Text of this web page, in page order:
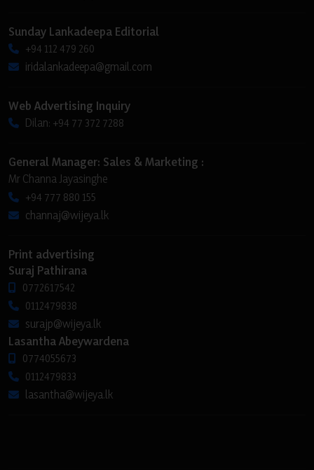
Sunday Lankadeepa Editorial
+94 112 479 260
iridalankadeepa@gmail.com
Web Advertising Inquiry
Dilan: +94 77 372 7288
General Manager: Sales & Marketing :
Mr Channa Jayasinghe
+94 777 880 155
channaj@wijeya.lk
Print advertising
Suraj Pathirana
0772617542
0112479838
surajp@wijeya.lk
Lasantha Abeywardena
0774055673
0112479833
lasantha@wijeya.lk